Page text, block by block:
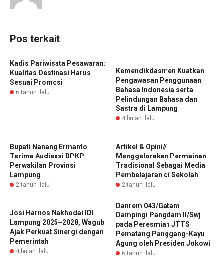
Pos terkait
Kadis Pariwisata Pesawaran:
Kualitas Destinasi Harus
Sesuai Promosi
6 tahun lalu
Kemendikdasmen Kuatkan
Pengawasan Penggunaan
Bahasa Indonesia serta
Pelindungan Bahasa dan
Sastra di Lampung
4 bulan lalu
Bupati Nanang Ermanto
Terima Audiensi BPKP
Perwakilan Provinsi
Lampung
2 tahun lalu
Artikel & Opini//
Menggelorakan Permainan
Tradisional Sebagai Media
Pembelajaran di Sekolah
2 tahun lalu
Josi Harnos Nakhodai IDI
Lampung 2025–2028, Wagub
Ajak Perkuat Sinergi dengan
Pemerintah
4 bulan lalu
Danrem 043/Gatam
Dampingi Pangdam II/Swj
pada Peresmian JTTS
Pematang Panggang-Kayu
Agung oleh Presiden Jokowi
6 tahun lalu